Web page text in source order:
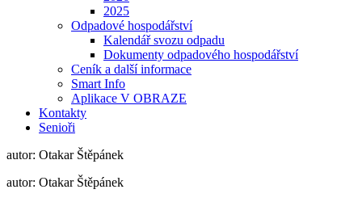
2025
Odpadové hospodářství
Kalendář svozu odpadu
Dokumenty odpadového hospodářství
Ceník a další informace
Smart Info
Aplikace V OBRAZE
Kontakty
Senioři
autor: Otakar Štěpánek
autor: Otakar Štěpánek